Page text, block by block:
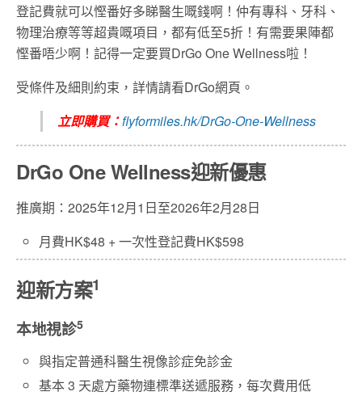
登記費就可以慳番好多睇醫生嘅錢啊！仲有專科、牙科、
物理治療等等超貴嘅項目，都有低至5折！有需要果陣都
慳番唔少啊！記得一定要買DrGo One Wellness啦！
受條件及細則約束，詳情請看DrGo網頁。
立即購買：flyformiles.hk/DrGo-One-Wellness
DrGo One Wellness迎新優惠
推廣期：2025年12月1日至2026年2月28日
月費HK$48 + 一次性登記費HK$598
迎新方案1
本地視診5
與指定普通科醫生視像診症免診金
基本 3 天處方藥物連標準送遞服務，每次費用低